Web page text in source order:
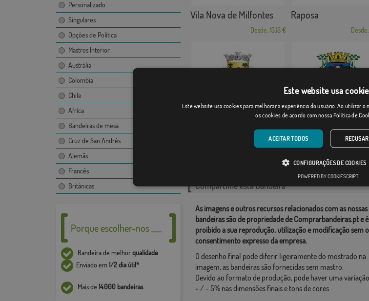
Personalizado
Singulares
Opções de Política
Mastros Interior
Austrália
Colombia
Chile
Africa
Bandeiras de mesa
Cruz de San Andrés
Alemãs
Francês
Britânicas
Porque escolher-nos ___
Bandeira de melhorqualidade
Enviado em1/2 dia útil*
Mais de 14.000 bandeiras
Vila Nova de Milfontes
Desde: 13,18 €
Raposa
Terrugem (Sintra)
Desde: 13,18 €
Alagoa
Categorias relacionadas:
Compartilhe esta bandeira
As imagens e outros recursos relacionados com as nossas
bandeiras são de propriedade de Comprarbandeiras.pt e é
proibido a sua reprodução, utilização e modificação sem o
consentimento expresso da empresa.
O desenho final pode diferir ligeiramente do mostrado na
imagem, as bandeiras são fornecidas sem mastro.
Devido ao formato de produção, pode haver uma
+ / - 5% nas dimensões finais e tons de cores.
Este website usa
Este website usa cookies para melhorar a experiência do usuário. Ao utilizar
os cookies de acordo com nossa Política de
ACEITAR TODOS
CONFIGURAÇÕES DE COOKIES
POWERED BY COOKIESCRIPT